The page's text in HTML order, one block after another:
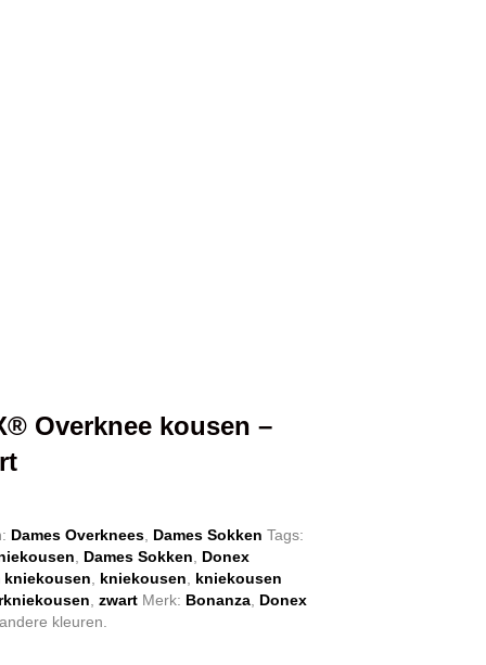
Overknee kousen –
15,95.
Dames Overknees, Dames Sokken Tags:
Dames Sokken
Donex
kniekousen kniekousen
kniekousen
zwart Merk: Bonanza, Donex
kleuren.